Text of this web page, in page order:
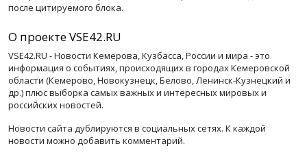
после цитируемого блока.
О проекте VSE42.RU
VSE42.RU - Новости Кемерова, Кузбасса, России и мира - это
информация о событиях, происходящих в городах Кемеровской
области (Кемерово, Новокузнецк, Белово, Ленинск-Кузнецкий и
др.) плюс выборка самых важных и интересных мировых и
российских новостей.
Новости сайта дублируются в социальных сетях. К каждой
новости можно добавить комментарий.